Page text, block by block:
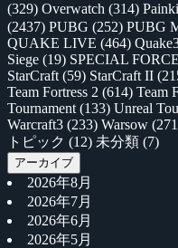
(329) Overwatch (314)
(2437) PUBG (252) PUBG
QUAKE LIVE (464)
Siege (19) SPECIAL FORCE
StarCraft (59) StarCraft II
Team Fortress 2 (614) Team
Tournament (133) Unreal
Warcraft3 (233) Warsow
トピック (12) 未分類 (7)
アーカイブ
2026年8月
2026年7月
2026年6月
2026年5月